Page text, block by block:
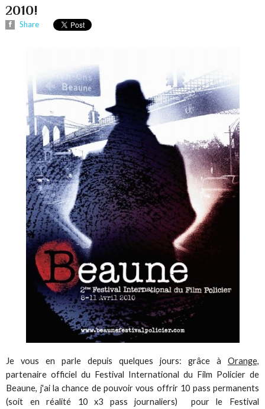
2010!
Share
Je vous en parle depuis quelques jours: grâce à Orange,
partenaire officiel du Festival International du Film Policier de
Beaune, j'ai la chance de pouvoir vous offrir 10 pass permanents
(soit en réalité 10 x3 pass journaliers) pour le Festival